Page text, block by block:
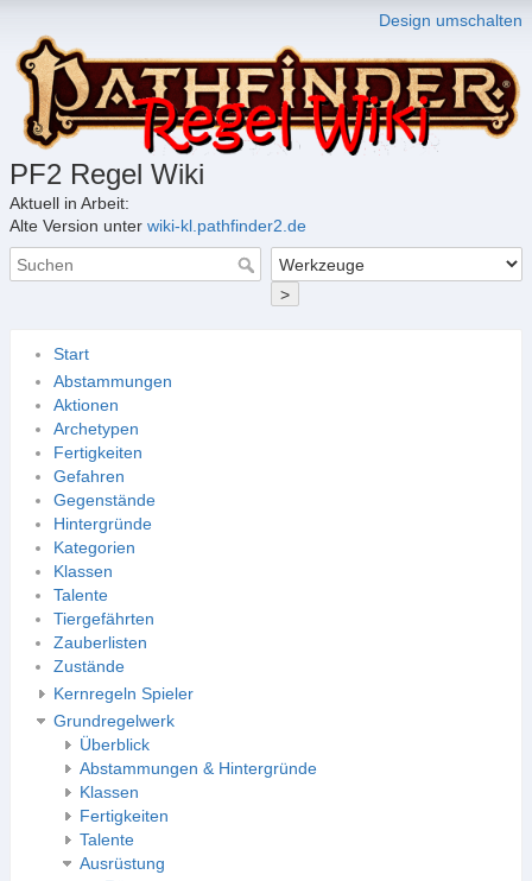
Design umschalten
PF2 Regel Wiki
Aktuell in Arbeit:
Alte Version unter wiki-kl.pathfinder2.de
>
Start
Abstammungen
Aktionen
Archetypen
Fertigkeiten
Gefahren
Gegenstände
Hintergründe
Kategorien
Klassen
Talente
Tiergefährten
Zauberlisten
Zustände
Kernregeln Spieler
Grundregelwerk
Überblick
Abstammungen & Hintergründe
Klassen
Fertigkeiten
Talente
Ausrüstung